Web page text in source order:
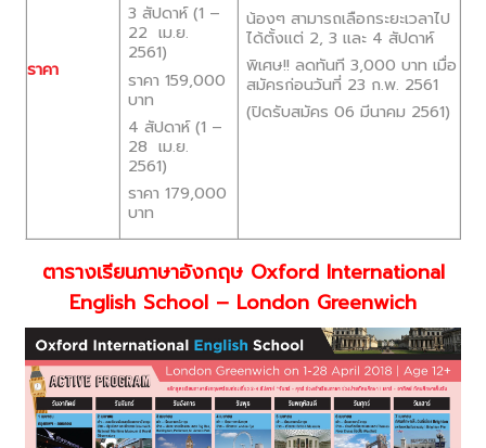
ราคา
3 สัปดาห์ (1 –
22 เม.ย.
2561)
ราคา 159,000
บาท
4 สัปดาห์ (1 –
28 เม.ย.
2561)
ราคา 179,000
บาท
น้องๆ สามารถเลือกระยะเวลาไป
ได้ตั้งเเต่ 2, 3 เเละ 4 สัปดาห์
พิเศษ!! ลดทันที 3,000 บาท เมื่อ
สมัครก่อนวันที่ 23 ก.พ. 2561
(ปิดรับสมัคร 06 มีนาคม 2561)
ตารางเรียนภาษาอังกฤษ Oxford International
English School – London Greenwich